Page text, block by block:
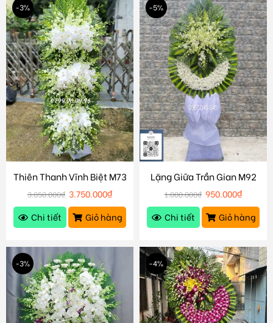
-3%
Thiên Thanh Vĩnh Biệt M73
3.850.000₫ 3.750.000₫
Chi tiết
Giỏ hàng
-5%
Lặng Giữa Trần Gian M92
1.000.000₫ 950.000₫
Chi tiết
Giỏ hàng
-3% -4%